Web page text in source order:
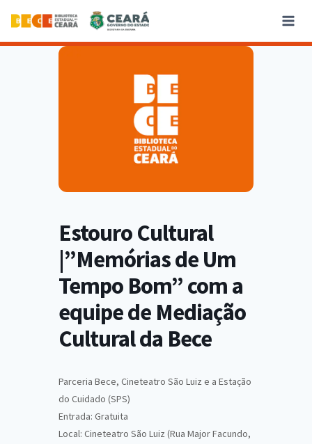
Estouro Cultural
|”Memórias de Um
Tempo Bom” com a
equipe de Mediação
Cultural da Bece
Parceria Bece, Cineteatro São Luiz e a Estação
do Cuidado (SPS)
Entrada: Gratuita
Local: Cineteatro São Luiz (Rua Major Facundo,